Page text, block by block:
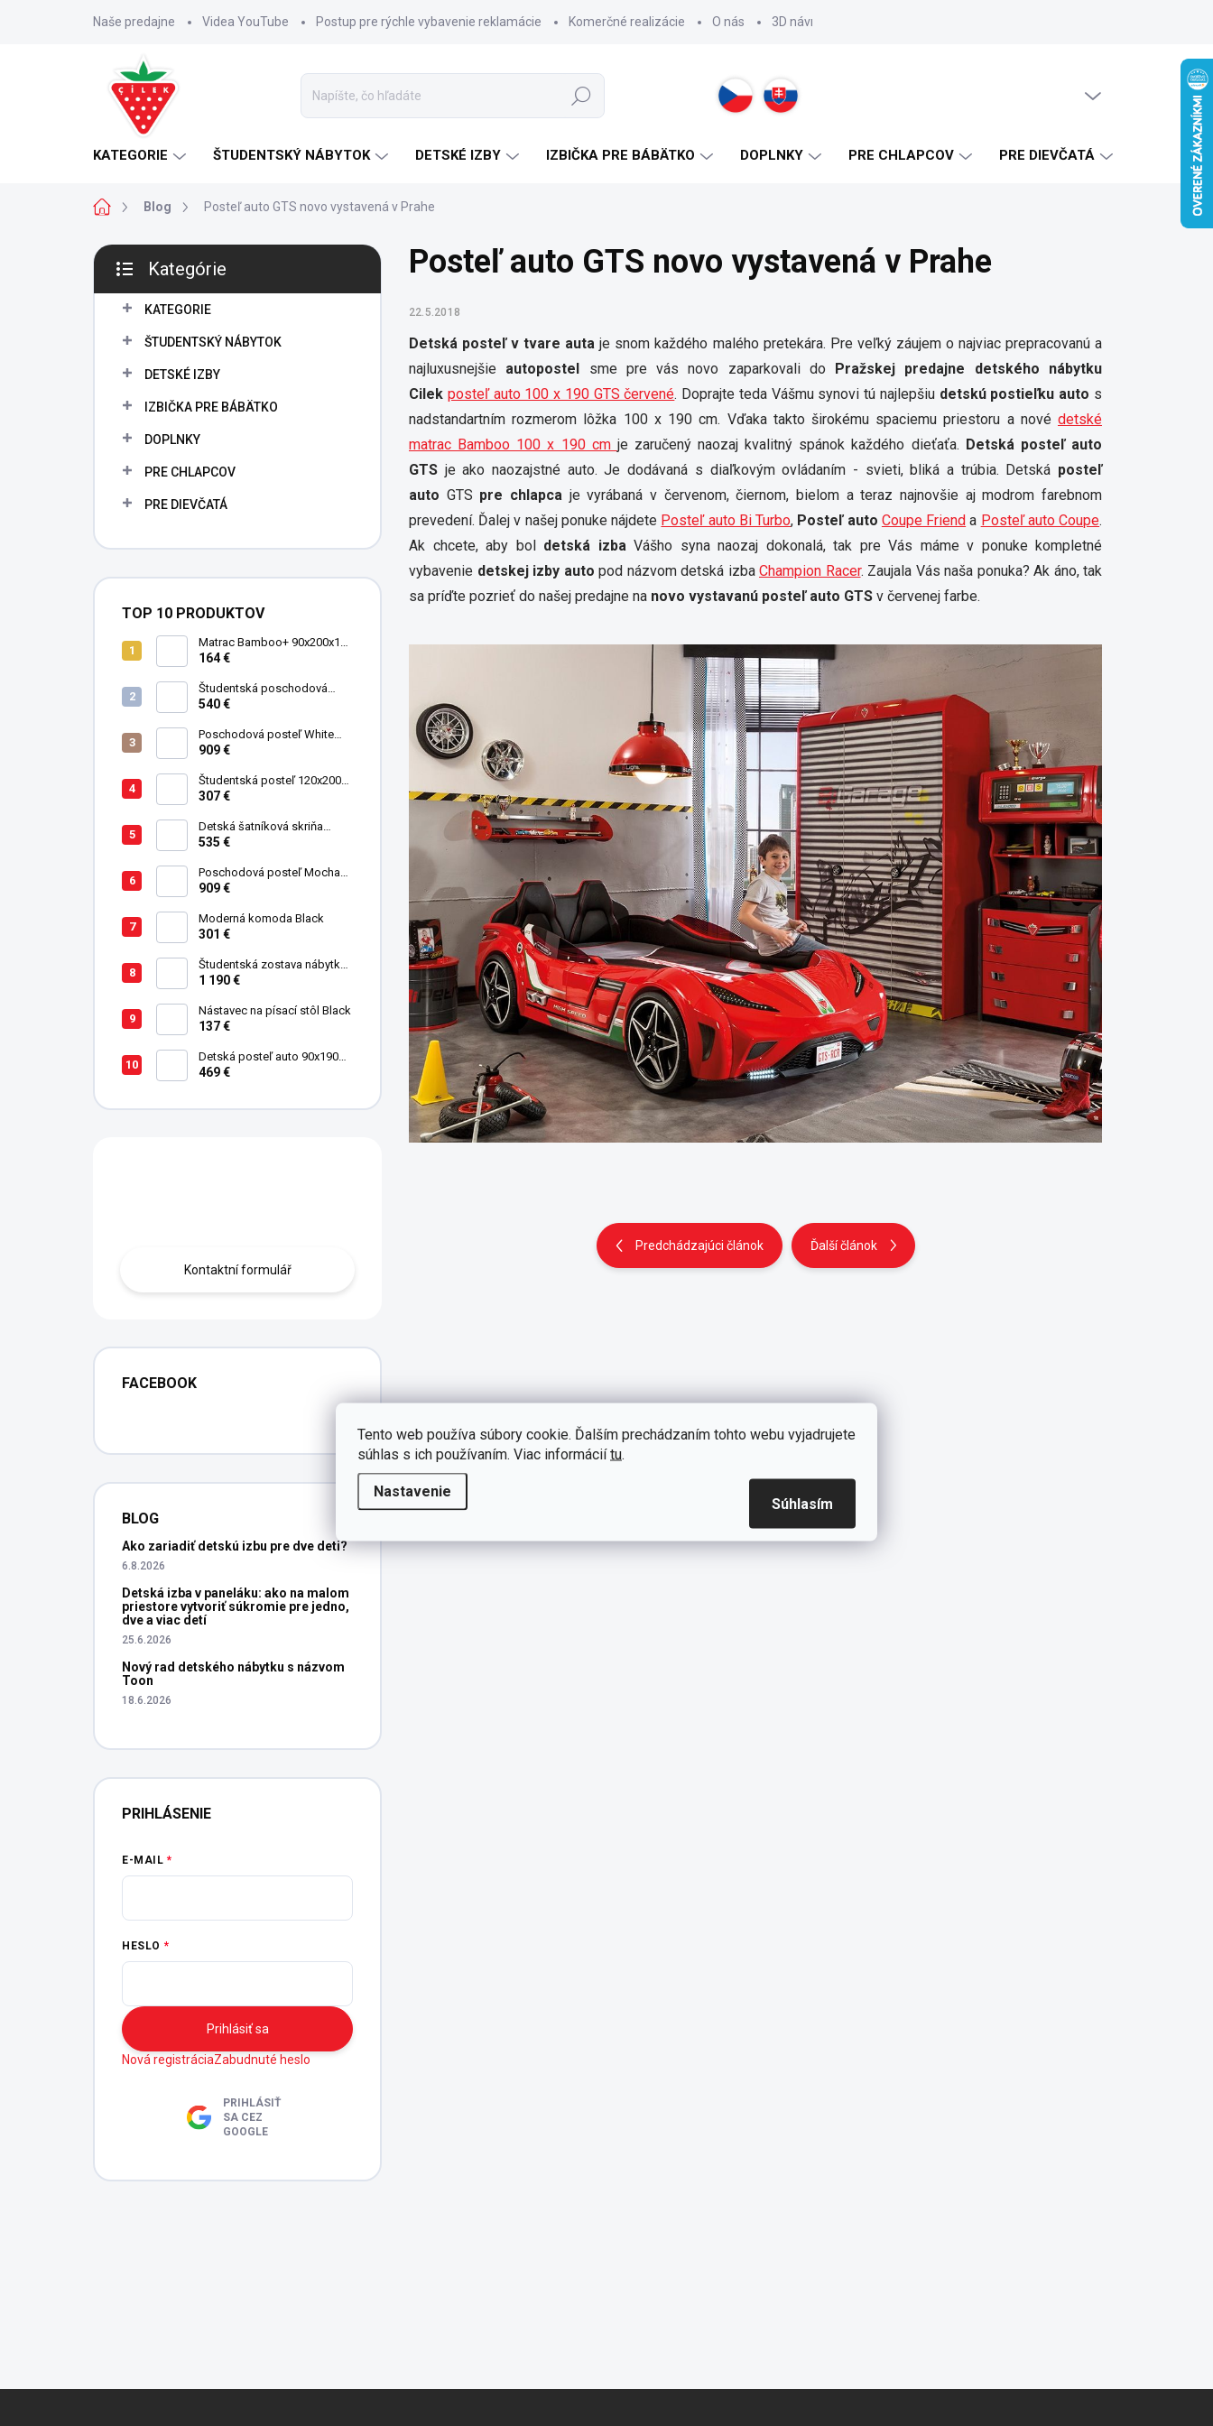
Tento web používa súbory cookie. Ďalším prechádzaním tohto webu vyjadrujete
súhlas s ich používaním. Viac informáciítu.
Nastavenie
Súhlasím
Naše predajne Videa YouTube Postup pre rýchle vybavenie reklamácie Komerčné realizácie O nás 3D návrhy
Hľadať
KATEGORIE ŠTUDENTSKÝ NÁBYTOK DETSKÉ IZBY IZBIČKA PRE BÁBÄTKO DOPLNKY PRE CHLAPCOV PRE DIEVČATÁ
DomovBlog Posteľ auto GTS novo vystavená v Prahe
B
č
kategórie
Kategórie
KATEGORIE
ŠTUDENTSKÝ NÁBYTOK
DETSKÉ IZBY
IZBIČKA PRE BÁBÄTKO
DOPLNKY
PRE CHLAPCOV
PRE DIEVČATÁ
TOP 10 PRODUKTOV
Matrac Bamboo+ 90x200x19
cm
164 €
Študentská poschodová
postel' 90x200 cm Mocha
540 €
Poschodová posteľ White
Studio pre 3 deti 90x200 cm s
909 €
Študentská posteľ 120x200
cm Black
307 €
Detská šatníková skriňa
trojdverová Pirate
535 €
Poschodová posteľ Mocha
Studio pre 3 deti 90x200 cm s
909 €
Moderná komoda Black
301 €
Študentská zostava nábytku
Trio
1 190 €
Nástavec na písací stôl Black
137 €
Detská posteľ auto 90x190
cm Coupe Friend červená
469 €
Kontaktní formulář
FACEBOOK
BLOG
Ako zariadiť detskú izbu pre dve deti?
6.8.2026
Detská izba v paneláku: ako na malom
priestore vytvoriť súkromie pre jedno,
dve a viac detí
25.6.2026
Nový rad detského nábytku s názvom
Toon
18.6.2026
PRIHLÁSENIE
E-MAIL
HESLO
Prihlásiť sa
Nová registráciaZabudnuté heslo
PRIHLÁSIŤ
SA CEZ
GOOGLE
Posteľ auto GTS novo vystavená v Prahe
22.5.2018
Detská posteľ v tvare auta je snom každého malého pretekára. Pre veľký záujem o najviac prepracovanú a
najluxusnejšie autopostel sme pre vás novo zaparkovali do Pražskej predajne detského nábytku
Cilek posteľ auto 100 x 190 GTS červené. Doprajte teda Vášmu synovi tú najlepšiudetskú postieľku auto s
nadstandartním rozmerom lôžka 100 x 190 cm. Vďaka takto širokému spaciemu priestoru a nové detské
matrac Bamboo 100 x 190 cm je zaručený naozaj kvalitný spánok každého dieťaťa. Detská posteľ auto
GTS je ako naozajstné auto. Je dodávaná s diaľkovým ovládaním - svieti, bliká a trúbia. Detská posteľ
auto GTS pre chlapca je vyrábaná v červenom, čiernom, bielom a teraz najnovšie aj modrom farebnom
prevedení. Ďalej v našej ponuke nájdete Posteľ auto Bi Turbo, Posteľ auto Coupe Friend a Posteľ auto Coupe.
Ak chcete, aby bol detská izbaVášho syna naozaj dokonalá, tak pre Vás máme v ponuke kompletné
vybavenie detskej izby auto pod názvom detská izba Champion Racer. Zaujala Vás naša ponuka? Ak áno, tak
sa príďte pozrieť do našej predajne na novo vystavanú posteľ auto GTS v červenej farbe.
Predchádzajúci článok Ďalší článok